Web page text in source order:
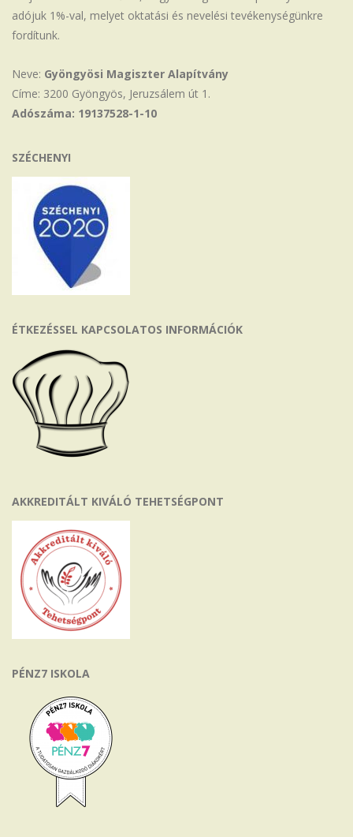
adójuk 1%-val, melyet oktatási és nevelési tevékenységünkre
fordítunk.
Neve: Gyöngyösi Magiszter Alapítvány
Címe: 3200 Gyöngyös, Jeruzsálem út 1.
Adószáma: 19137528-1-10
SZÉCHENYI
ÉTKEZÉSSEL KAPCSOLATOS INFORMÁCIÓK
AKKREDITÁLT KIVÁLÓ TEHETSÉGPONT
PÉNZ7 ISKOLA